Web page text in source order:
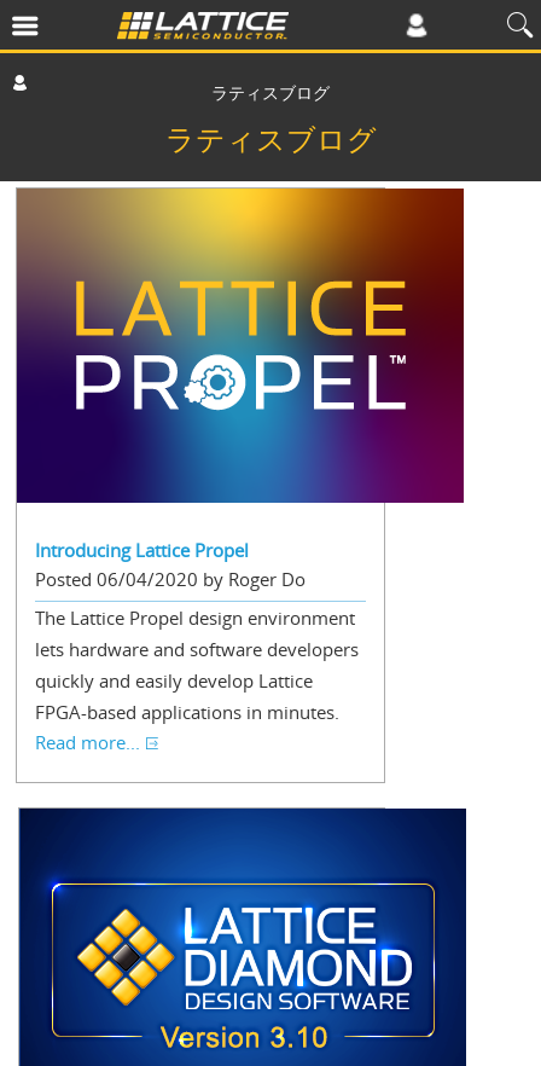
ラティスブログ
ラティスブログ
Introducing Lattice Propel
Posted 06/04/2020 by Roger Do
The Lattice Propel design environment
lets hardware and software developers
quickly and easily develop Lattice
FPGA-based applications in minutes.
Read more...